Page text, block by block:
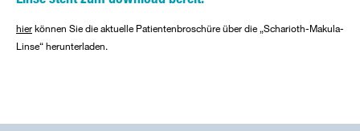
hierkönnen Sie die aktuelle Patientenbroschüre über die „Scharioth-Makula-
Linse“ herunterladen.